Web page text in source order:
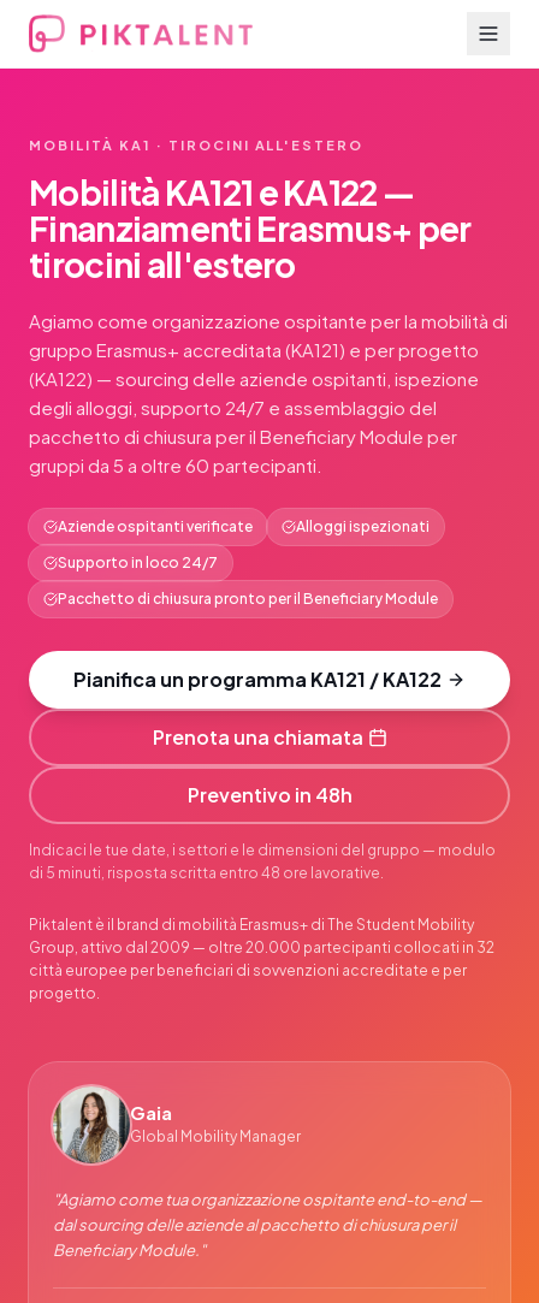
MOBILITÀ KA1 · TIROCINI ALL'ESTERO
Mobilità KA121 e KA122 —
Finanziamenti Erasmus+ per
tirocini all'estero
Agiamo come organizzazione ospitante per la mobilità di
gruppo Erasmus+ accreditata (KA121) e per progetto
(KA122) — sourcing delle aziende ospitanti, ispezione
degli alloggi, supporto 24/7 e assemblaggio del
pacchetto di chiusura per il Beneficiary Module per
gruppi da 5 a oltre 60 partecipanti.
Aziende ospitanti verificate
Alloggi ispezionati
Supporto in loco 24/7
Pacchetto di chiusura pronto per il Beneficiary Module
Pianifica un programma KA121 / KA122
Prenota una chiamata
Preventivo in 48h
Indicaci le tue date, i settori e le dimensioni del gruppo — modulo
di 5 minuti, risposta scritta entro 48 ore lavorative.
Piktalent è il brand di mobilità Erasmus+ di The Student Mobility
Group, attivo dal 2009 — oltre 20.000 partecipanti collocati in 32
città europee per beneficiari di sovvenzioni accreditate e per
progetto.
Gaia
Global Mobility Manager
"Agiamo come tua organizzazione ospitante end-to-end —
dal sourcing delle aziende al pacchetto di chiusura per il
Beneficiary Module. "